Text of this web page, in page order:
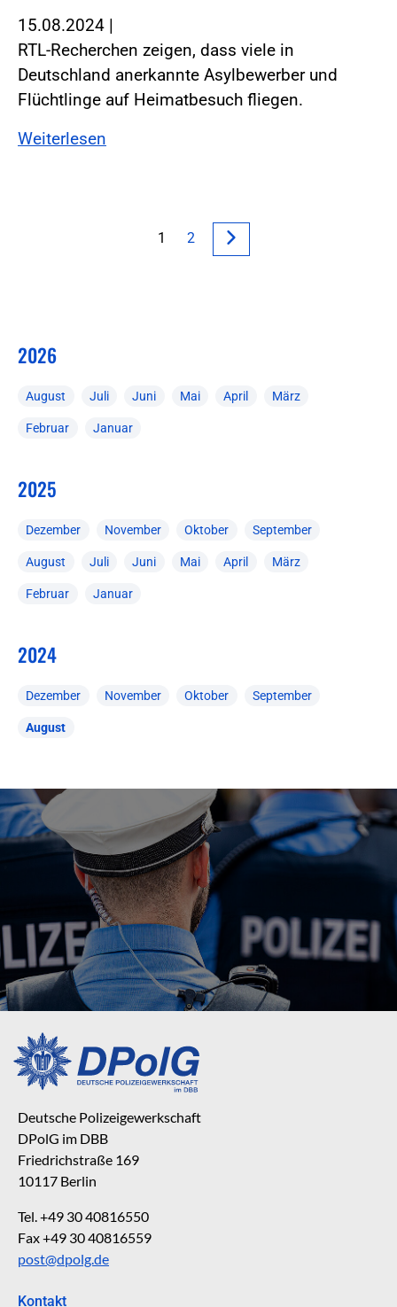
15.08.2024 |
RTL-Recherchen zeigen, dass viele in
Deutschland anerkannte Asylbewerber und
Flüchtlinge auf Heimatbesuch fliegen.
Weiterlesen
1 2
2026
August Juli Juni Mai April März
Februar Januar
2025
Dezember November Oktober September
August Juli Juni Mai April März
Februar Januar
2024
Dezember November Oktober September
August
Deutsche Polizeigewerkschaft
DPolG im DBB
Friedrichstraße 169
10117 Berlin
Tel. +49 30 40816550
Fax +49 30 40816559
post@dpolg.de
Kontakt